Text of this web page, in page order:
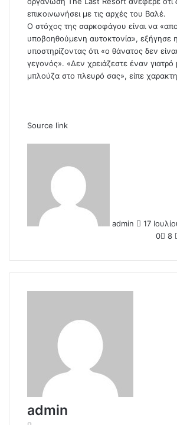
επικοινωνήσει με τις αρχές του Βαλέ.
Ο στόχος της σαρκοφάγου είναι να
υποβοηθούμενη αυτοκτονία», εξήγησε
υποστηρίζοντας ότι «ο θάνατος δεν είναι
γεγονός». «Δεν χρειάζεστε έναν
μπλούζα στο πλευρό σας», είπε
Source link
admin
e
i
l
17
0
8
admin